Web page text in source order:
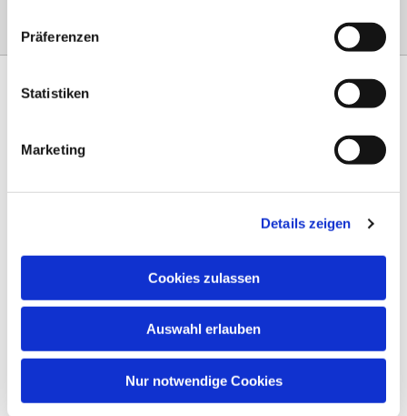
Präferenzen
Statistiken
Marketing
Details zeigen
Cookies zulassen
Auswahl erlauben
Nur notwendige Cookies
0151 68134038
Datenschutz
AGB
Widerruf